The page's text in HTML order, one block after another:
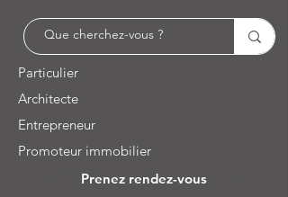
Particulier
Architecte
Entrepreneur
Promoteur immobilier
Prenez rendez-vous